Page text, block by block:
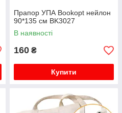
Прапор УПА Bookopt нейлон
90*135 см BK3027
В наявності
160 ₴
Купити